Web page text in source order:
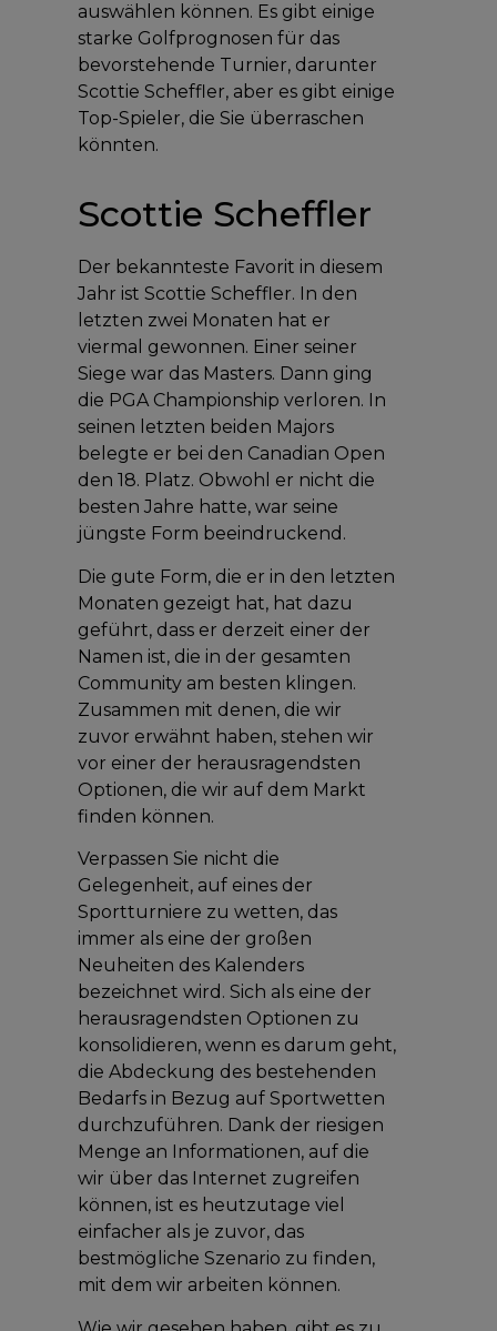
auswählen können. Es gibt einige
starke Golfprognosen für das
bevorstehende Turnier, darunter
Scottie Scheffler, aber es gibt einige
Top-Spieler, die Sie überraschen
könnten.
Scottie Scheffler
Der bekannteste Favorit in diesem
Jahr ist Scottie Scheffler. In den
letzten zwei Monaten hat er
viermal gewonnen. Einer seiner
Siege war das Masters. Dann ging
die PGA Championship verloren. In
seinen letzten beiden Majors
belegte er bei den Canadian Open
den 18. Platz. Obwohl er nicht die
besten Jahre hatte, war seine
jüngste Form beeindruckend.
Die gute Form, die er in den letzten
Monaten gezeigt hat, hat dazu
geführt, dass er derzeit einer der
Namen ist, die in der gesamten
Community am besten klingen.
Zusammen mit denen, die wir
zuvor erwähnt haben, stehen wir
vor einer der herausragendsten
Optionen, die wir auf dem Markt
finden können.
Verpassen Sie nicht die
Gelegenheit, auf eines der
Sportturniere zu wetten, das
immer als eine der großen
Neuheiten des Kalenders
bezeichnet wird. Sich als eine der
herausragendsten Optionen zu
konsolidieren, wenn es darum geht,
die Abdeckung des bestehenden
Bedarfs in Bezug auf Sportwetten
durchzuführen. Dank der riesigen
Menge an Informationen, auf die
wir über das Internet zugreifen
können, ist es heutzutage viel
einfacher als je zuvor, das
bestmögliche Szenario zu finden,
mit dem wir arbeiten können.